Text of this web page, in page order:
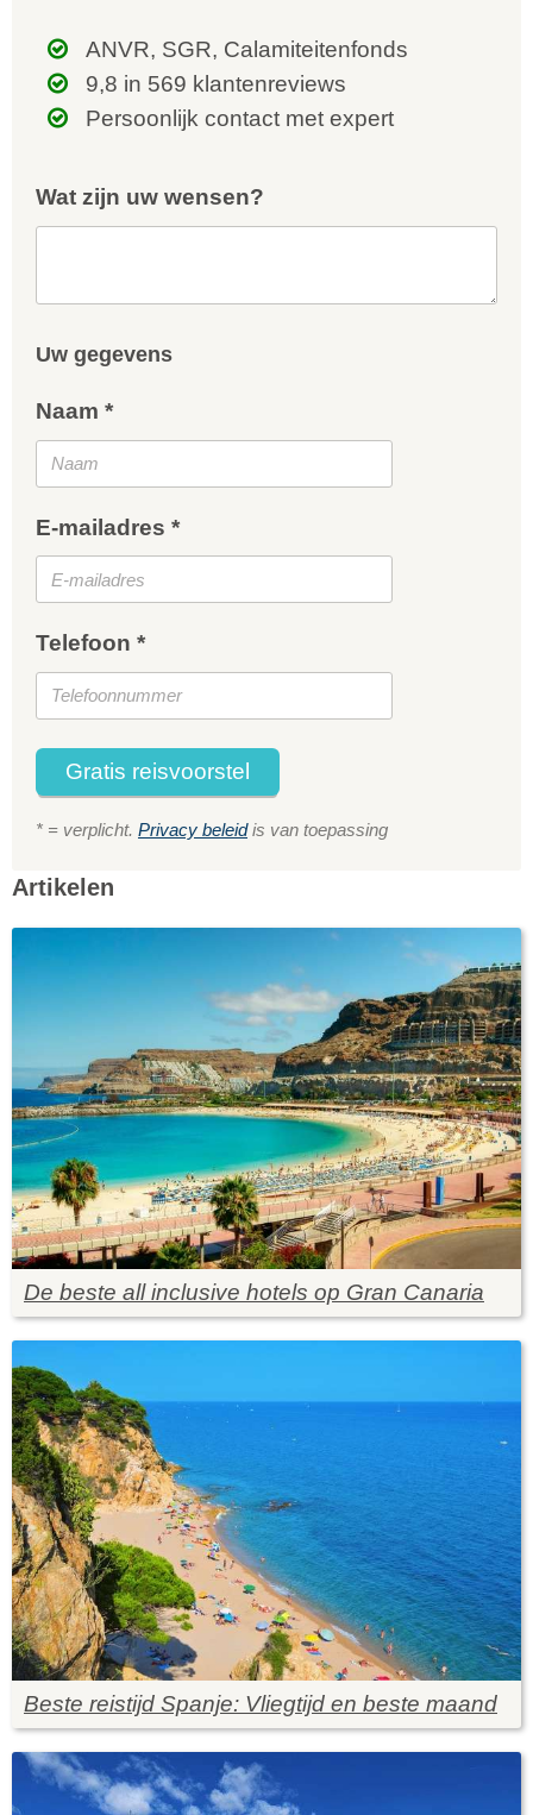
ANVR, SGR, Calamiteitenfonds
9,8 in 569 klantenreviews
Persoonlijk contact met expert
Wat zijn uw wensen?
Uw gegevens
Naam *
E-mailadres *
Telefoon *
Gratis reisvoorstel
* = verplicht. Privacy beleidis van toepassing
Artikelen
De beste all inclusive hotels op Gran Canaria
Beste reistijd Spanje: Vliegtijd en beste maand